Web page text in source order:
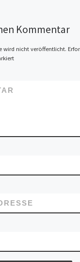
Kommentar
wird nicht veröffentlicht.